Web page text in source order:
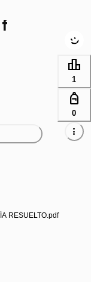
leaderboard
1
personal_bag
0
more_vert
RESUELTO.pdf